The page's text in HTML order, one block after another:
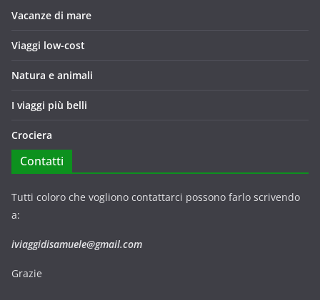
Vacanze di mare
Viaggi low-cost
Natura e animali
I viaggi più belli
Crociera
Contatti
Tutti coloro che vogliono contattarci possono farlo scrivendo
a:
iviaggidisamuele@gmail.com
Grazie